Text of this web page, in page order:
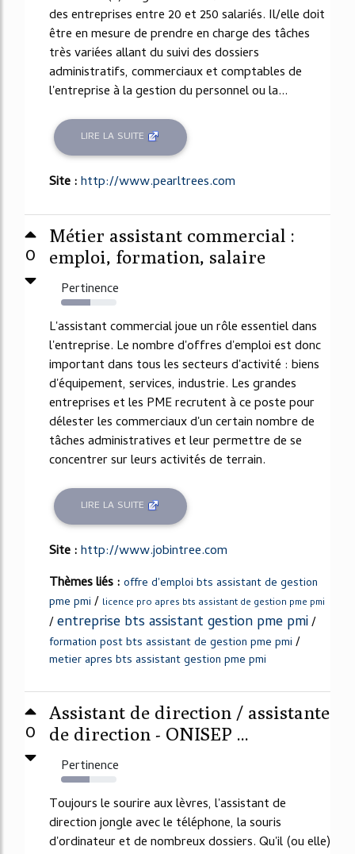
des entreprises entre 20 et 250 salariés. Il/elle doit
être en mesure de prendre en charge des tâches
très variées allant du suivi des dossiers
administratifs, commerciaux et comptables de
l'entreprise à la gestion du personnel ou la...
LIRE LA SUITE
Site :http://www.pearltrees.com
0
Métier assistant commercial :
emploi, formation, salaire
Pertinence
53%
L'assistant commercial joue un rôle essentiel dans
l'entreprise. Le nombre d'offres d'emploi est donc
important dans tous les secteurs d'activité : biens
d'équipement, services, industrie. Les grandes
entreprises et les PME recrutent à ce poste pour
délester les commerciaux d'un certain nombre de
tâches administratives et leur permettre de se
concentrer sur leurs activités de terrain.
LIRE LA SUITE
Site :http://www.jobintree.com
Thèmes liés : offre d'emploi bts assistant de gestion
pme pmi / licence pro apres bts assistant de gestion pme pmi
/entreprise bts assistant gestion pme pmi/
formation post bts assistant de gestion pme pmi /
metier apres bts assistant gestion pme pmi
0
Assistant de direction / assistante
de direction - ONISEP ...
Pertinence
51%
Toujours le sourire aux lèvres, l'assistant de
direction jongle avec le téléphone, la souris
d'ordinateur et de nombreux dossiers. Qu'il (ou elle)